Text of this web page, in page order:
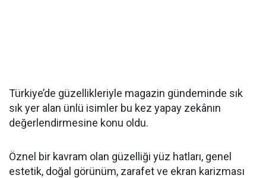
Türkiye’de güzellikleriyle magazin gündeminde sık
sık yer alan ünlü isimler bu kez yapay zekânın
değerlendirmesine konu oldu.
Öznel bir kavram olan güzelliği yüz hatları, genel
estetik, doğal görünüm, zarafet ve ekran karizması